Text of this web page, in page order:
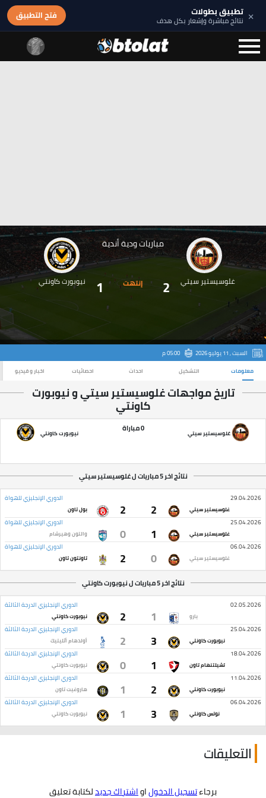
× تطبيق بطولات
نتائج مباشرة وإشعار بكل هدف فتح التطبيق
غلوسيستير سيتي
مباريات ودية أندية
2 إنتهت 1 نيوبورت كاونتي
السبت , 11 يوليو 2026 05:00 م
معلومات التشكيل احداث احصائيات اخبار و فيديو
تاريخ مواجهات غلوسيستير سيتي و نيوبورت
كاونتي
غلوسيستير سيتي 0 مباراة نيوبورت كاونتي
نتائج اخر 5 مباريات ل غلوسيستير سيتي
29.04.2026 الدوري الإنجليزي للهواة
غلوسيستير سيتي 2
2 بول تاون
25.04.2026 الدوري الإنجليزي للهواة
غلوسيستير سيتي 1
0 والتون وهيرشام
06.04.2026 الدوري الإنجليزي للهواة
غلوسيستير سيتي 0
2 تاونتون تاون
نتائج اخر 5 مباريات ل نيوبورت كاونتي
02.05.2026 الدوري الإنجليزي الدرجة الثالثة
بارو 1
2 نيوبورت كاونتي
25.04.2026 الدوري الإنجليزي الدرجة الثالثة
نيوبورت كاونتي 3
2 أولدهام أثليتيك
18.04.2026 الدوري الإنجليزي الدرجة الثالثة
تشيلتنهام تاون 1
0 نيوبورت كاونتي
11.04.2026 الدوري الإنجليزي الدرجة الثالثة
نيوبورت كاونتي 2
1 هاروغيت تاون
06.04.2026 الدوري الإنجليزي الدرجة الثالثة
نوتس كاونتي 3
1 نيوبورت كاونتي
التعليقات